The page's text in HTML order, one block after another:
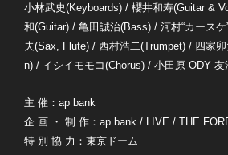
小林武史(Keyboards) / 櫻井和寿(Guitar &
和(Guitar) / 亀田誠治(Bass) / 河村“カース
夫(Sax, Flute) / 西村浩二(Trumpet) / 四家
n) / イシイモモコ(Chorus) / 小田原 ODY 友
主 催：ap bank
企 画 ・ 制 作：ap bank / LIVE / THE
特 別 協 力：東京ドーム